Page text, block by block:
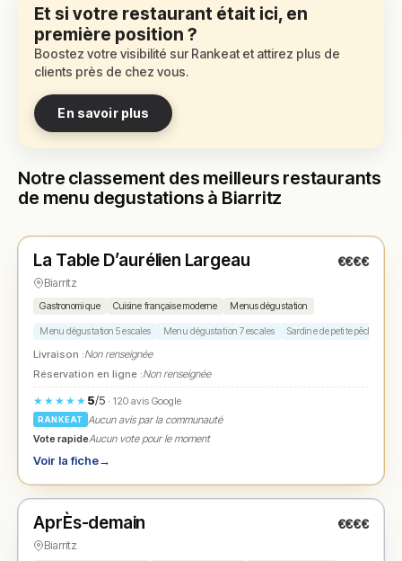
Et si votre restaurant était ici, en
première position ?
Boostez votre visibilité sur Rankeat et attirez plus de
clients près de chez vous.
En savoir plus
Notre classement des meilleurs restaurants
de menu degustations à Biarritz
★ N° 1
La Table D’aurélien Largeau €€€€
Biarritz
Gastronomique Cuisine française moderne Menus dégustation
Menu dégustation 5 escales Menu dégustation 7 escales Sardine de petite pêche
Livraison :Non renseignée
Réservation en ligne :Non renseignée
★★★★★ 5/5· 120 avis Google
RANKEAT
Aucun avis par la communauté
Vote rapideAucun vote pour le moment
Voir la fiche→
★ N° 2
AprÈs-demain €€€€
Biarritz